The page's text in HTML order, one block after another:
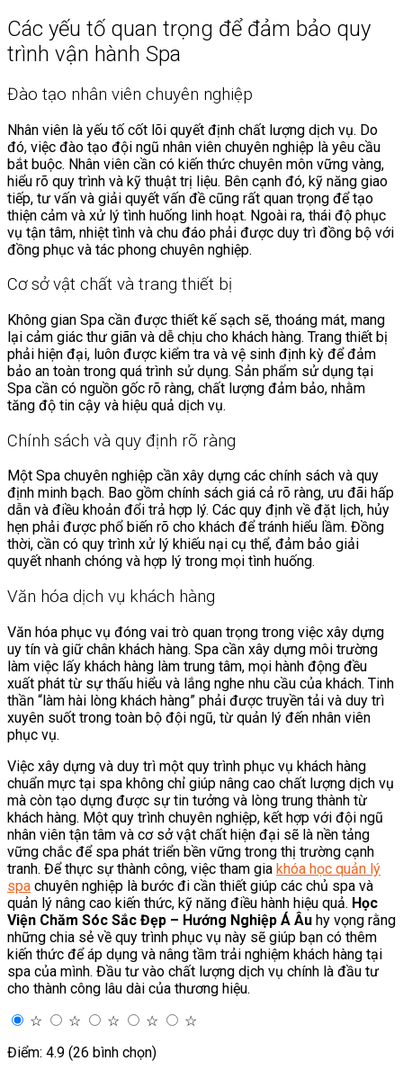
Các yếu tố quan trọng để đảm bảo quy
trình vận hành Spa
Đào tạo nhân viên chuyên nghiệp
Nhân viên là yếu tố cốt lõi quyết định chất lượng dịch vụ. Do
đó, việc đào tạo đội ngũ nhân viên chuyên nghiệp là yêu cầu
bắt buộc. Nhân viên cần có kiến thức chuyên môn vững vàng,
hiểu rõ quy trình và kỹ thuật trị liệu. Bên cạnh đó, kỹ năng giao
tiếp, tư vấn và giải quyết vấn đề cũng rất quan trọng để tạo
thiện cảm và xử lý tình huống linh hoạt. Ngoài ra, thái độ phục
vụ tận tâm, nhiệt tình và chu đáo phải được duy trì đồng bộ với
đồng phục và tác phong chuyên nghiệp.
Cơ sở vật chất và trang thiết bị
Không gian Spa cần được thiết kế sạch sẽ, thoáng mát, mang
lại cảm giác thư giãn và dễ chịu cho khách hàng. Trang thiết bị
phải hiện đại, luôn được kiểm tra và vệ sinh định kỳ để đảm
bảo an toàn trong quá trình sử dụng. Sản phẩm sử dụng tại
Spa cần có nguồn gốc rõ ràng, chất lượng đảm bảo, nhằm
tăng độ tin cậy và hiệu quả dịch vụ.
Chính sách và quy định rõ ràng
Một Spa chuyên nghiệp cần xây dựng các chính sách và quy
định minh bạch. Bao gồm chính sách giá cả rõ ràng, ưu đãi hấp
dẫn và điều khoản đổi trả hợp lý. Các quy định về đặt lịch, hủy
hẹn phải được phổ biến rõ cho khách để tránh hiểu lầm. Đồng
thời, cần có quy trình xử lý khiếu nại cụ thể, đảm bảo giải
quyết nhanh chóng và hợp lý trong mọi tình huống.
Văn hóa dịch vụ khách hàng
Văn hóa phục vụ đóng vai trò quan trọng trong việc xây dựng
uy tín và giữ chân khách hàng. Spa cần xây dựng môi trường
làm việc lấy khách hàng làm trung tâm, mọi hành động đều
xuất phát từ sự thấu hiểu và lắng nghe nhu cầu của khách. Tinh
thần “làm hài lòng khách hàng” phải được truyền tải và duy trì
xuyên suốt trong toàn bộ đội ngũ, từ quản lý đến nhân viên
phục vụ.
Việc xây dựng và duy trì một quy trình phục vụ khách hàng
chuẩn mực tại spa không chỉ giúp nâng cao chất lượng dịch vụ
mà còn tạo dựng được sự tin tưởng và lòng trung thành từ
khách hàng. Một quy trình chuyên nghiệp, kết hợp với đội ngũ
nhân viên tận tâm và cơ sở vật chất hiện đại sẽ là nền tảng
vững chắc để spa phát triển bền vững trong thị trường cạnh
tranh. Để thực sự thành công, việc tham gia khóa học quản lý
spa chuyên nghiệp là bước đi cần thiết giúp các chủ spa và
quản lý nâng cao kiến thức, kỹ năng điều hành hiệu quả. Học
Viện Chăm Sóc Sắc Đẹp – Hướng Nghiệp Á Âu hy vọng rằng
những chia sẻ về quy trình phục vụ này sẽ giúp bạn có thêm
kiến thức để áp dụng và nâng tầm trải nghiệm khách hàng tại
spa của mình. Đầu tư vào chất lượng dịch vụ chính là đầu tư
cho thành công lâu dài của thương hiệu.
☆
☆ ☆ ☆
☆
Điểm: 4.9 (26 bình chọn)